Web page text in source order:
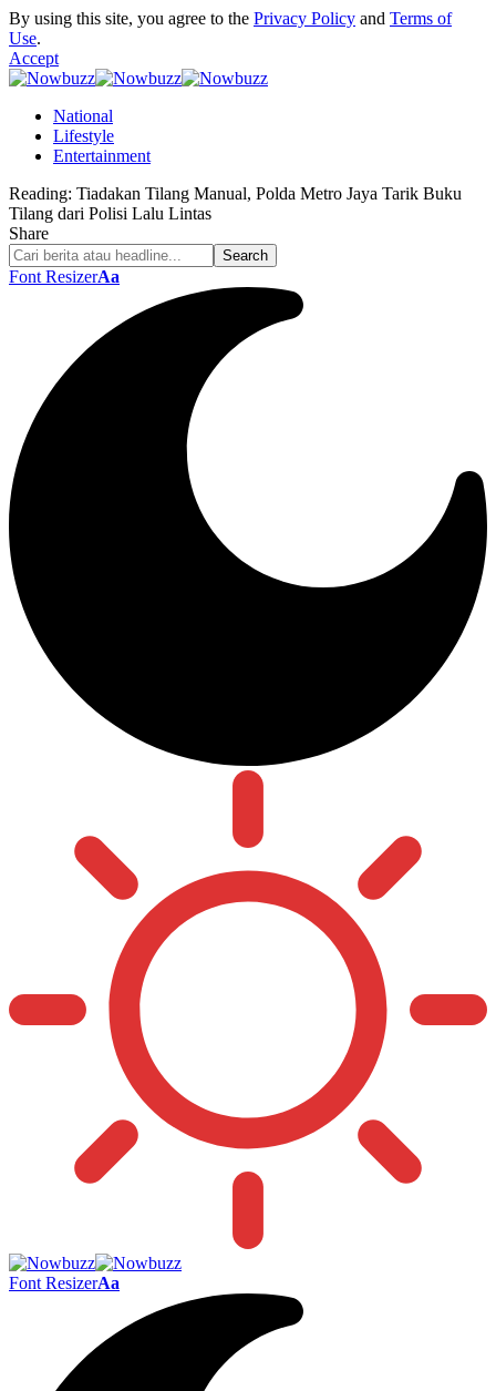
By using this site, you agree to the Privacy Policy and Terms of
Use.
Accept
National
Lifestyle
Entertainment
Reading: Tiadakan Tilang Manual, Polda Metro Jaya Tarik Buku
Tilang dari Polisi Lalu Lintas
Share
Font ResizerAa
Font ResizerAa